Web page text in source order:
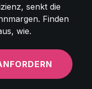
senkt die
Finden
wie.